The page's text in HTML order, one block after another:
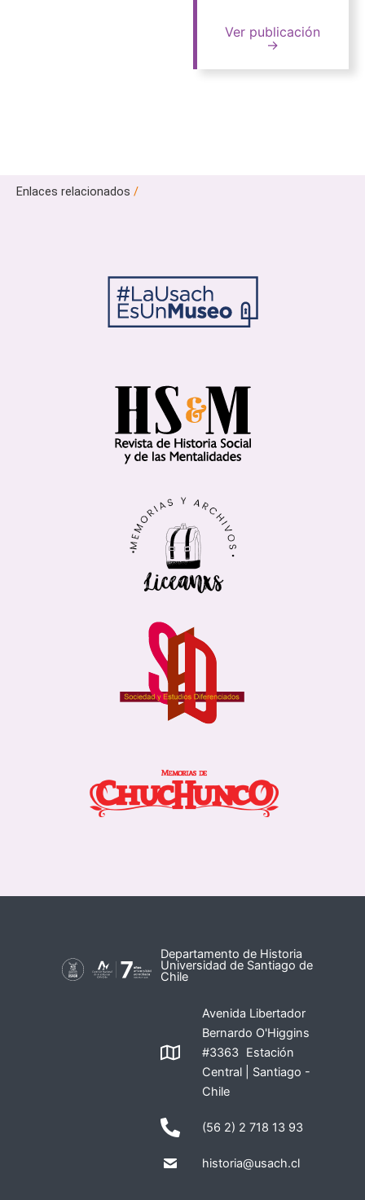
Ver publicación
→
Enlaces relacionados /
Departamento de Historia
Universidad de Santiago de
Chile
Avenida Libertador
Bernardo O'Higgins
#3363 Estación
Central | Santiago -
Chile
(56 2) 2 718 13 93
historia@usach.cl